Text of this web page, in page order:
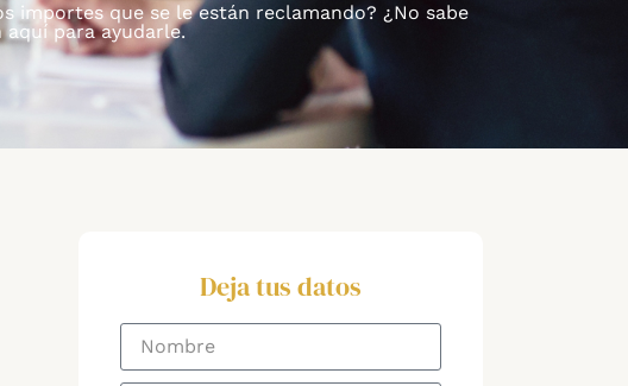
importes que se le están reclamando? ¿No sabe
para ayudarle.
Deja tus datos